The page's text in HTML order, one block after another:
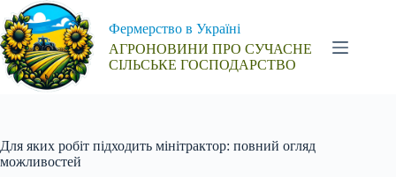
Перейти
до
вмісту
Фермерство в Україні
АГРОНОВИНИ ПРО СУЧАСНЕ
СІЛЬСЬКЕ ГОСПОДАРСТВО
Для яких робіт підходить мінітрактор: повний огляд
можливостей